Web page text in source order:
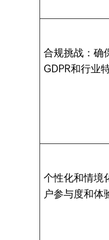
合规挑战：确
GDPR和行业
个性化和情境
户参与度和体